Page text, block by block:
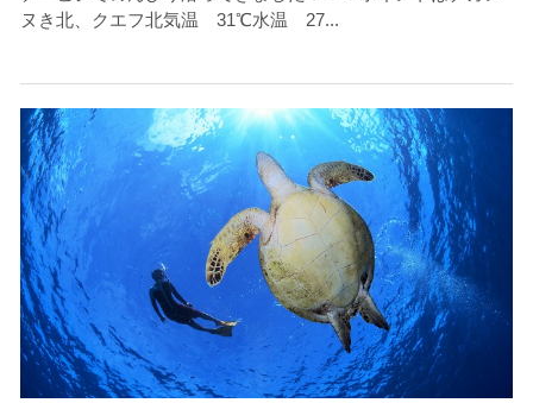
ヌき北、クエフ北気温 31℃水温 27...